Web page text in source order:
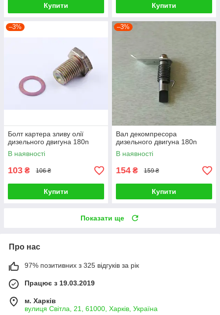
Купити Купити
–3%
Болт картера зливу олії
дизельного двигуна 180n
В наявності
103 ₴ 106 ₴
Купити
–3%
Вал декомпресора
дизельного двигуна 180n
В наявності
154 ₴ 159 ₴
Купити
Показати ще
Про нас
97% позитивних з 325 відгуків за рік
Працює з 19.03.2019
м. Харків
вулиця Світла, 21, 61000, Харків, Україна